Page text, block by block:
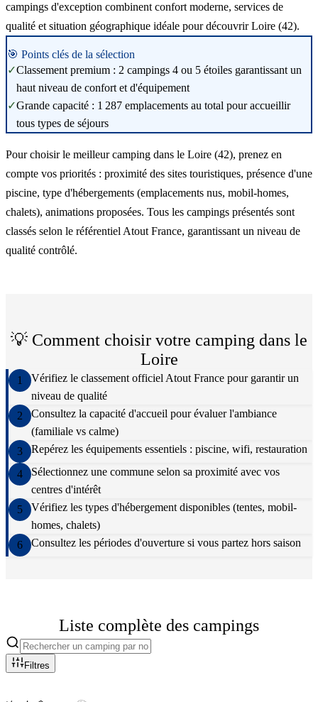
campings d'exception combinent confort moderne, services de
qualité et situation géographique idéale pour découvrir Loire (42).
🎯 Points clés de la sélection
✓Classement premium : 2 campings 4 ou 5 étoiles garantissant un
haut niveau de confort et d'équipement
✓Grande capacité : 1 287 emplacements au total pour accueillir
tous types de séjours
Pour choisir le meilleur camping dans le Loire (42), prenez en
compte vos priorités : proximité des sites touristiques, présence d'une
piscine, type d'hébergements (emplacements nus, mobil-homes,
chalets), animations proposées. Tous les campings présentés sont
classés selon le référentiel Atout France, garantissant un niveau de
qualité contrôlé.
💡 Comment choisir votre camping dans le
Loire
1
Vérifiez le classement officiel Atout France pour garantir un
niveau de qualité
2
Consultez la capacité d'accueil pour évaluer l'ambiance
(familiale vs calme)
3
Repérez les équipements essentiels : piscine, wifi, restauration
4
Sélectionnez une commune selon sa proximité avec vos
centres d'intérêt
5
Vérifiez les types d'hébergement disponibles (tentes, mobil-
homes, chalets)
6
Consultez les périodes d'ouverture si vous partez hors saison
Liste complète des campings
Filtres